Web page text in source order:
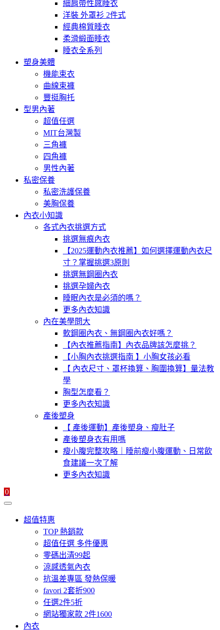
細肩帶性感睡衣
洋裝 外罩衫 2件式
經典棉質睡衣
柔滑緞面睡衣
睡衣全系列
塑身美體
機能束衣
曲線束褲
豐挺胸托
型男內著
超值任選
MIT台灣製
三角褲
四角褲
男性內著
私密保養
私密洗護保養
美胸保養
內衣小知識
各式內衣挑選方式
挑選無痕內衣
【2025運動內衣推薦】如何選擇運動內衣尺
寸？掌握挑選3原則
挑選無鋼圈內衣
挑選孕婦內衣
睡眠內衣是必須的嗎？
更多內衣知識
內在美學問大
軟鋼圈內衣、無鋼圈內衣好嗎？
【內衣推薦指南】內衣品牌該怎麼挑？
【小胸內衣挑選指南 】小胸女孩必看
【 內衣尺寸、罩杯換算、胸圍換算】量法教
學
胸型怎麼看？
更多內衣知識
產後塑身
【 產後運動】產後塑身、瘦肚子
產後塑身衣有用嗎
瘦小腹完整攻略｜睡前瘦小腹運動、日常飲
食建議一次了解
更多內衣知識
0
超值特惠
TOP 熱銷款
超值任選 多件優惠
零碼出清99起
涼感透氣內衣
抗溫差專區 發熱保暖
favori 2套折900
任選2件5折
網站獨家款 2件1600
內衣